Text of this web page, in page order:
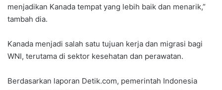
menjadikan Kanada tempat yang lebih baik dan menarik,”
tambah dia.
Kanada menjadi salah satu tujuan kerja dan migrasi bagi
WNI, terutama di sektor kesehatan dan perawatan.
Berdasarkan laporan Detik.com, pemerintah Indonesia